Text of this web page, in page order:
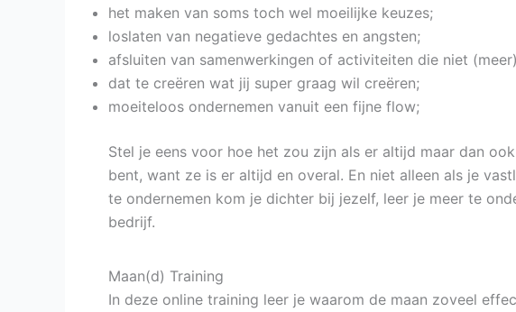
het maken van soms toch wel moeilijke keuzes;
loslaten van negatieve gedachtes en angsten;
afsluiten van samenwerkingen of activiteiten die niet
dat te creëren wat jij super graag wil creëren;
moeiteloos ondernemen vanuit een fijne flow;
Stel je eens voor hoe het zou zijn als er altijd maar dan
bent, want ze is er altijd en overal. En niet alleen als je
te ondernemen kom je dichter bij jezelf, leer je meer te
bedrijf.
Maan(d) Training
In deze online training leer je waarom de maan zoveel